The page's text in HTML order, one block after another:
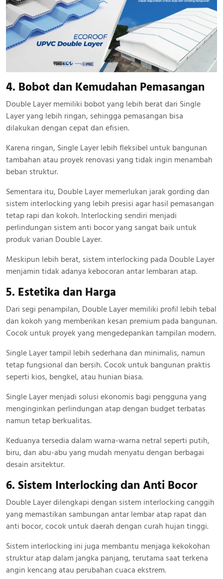
4. Bobot dan Kemudahan Pemasangan
Double Layer memiliki bobot yang lebih berat dari Single
Layer yang lebih ringan, sehingga pemasangan bisa
dilakukan dengan cepat dan efisien.
Karena ringan, Single Layer lebih fleksibel untuk bangunan
tambahan atau proyek renovasi yang tidak ingin menambah
beban struktur.
Sementara itu, Double Layer memerlukan jarak gording dan
sistem interlocking yang lebih presisi agar hasil pemasangan
tetap rapi dan kokoh. Interlocking sendiri menjadi
perlindungan sistem anti bocor yang sangat baik untuk
produk varian Double Layer.
Meskipun lebih berat, sistem interlocking pada Double Layer
menjamin tidak adanya kebocoran antar lembaran atap.
5. Estetika dan Harga
Dari segi penampilan, Double Layer memiliki profil lebih tebal
dan kokoh yang memberikan kesan premium pada bangunan.
Cocok untuk proyek yang mengedepankan tampilan modern.
Single Layer tampil lebih sederhana dan minimalis, namun
tetap fungsional dan bersih. Cocok untuk bangunan praktis
seperti kios, bengkel, atau hunian biasa.
Single Layer menjadi solusi ekonomis bagi pengguna yang
menginginkan perlindungan atap dengan budget terbatas
namun tetap berkualitas.
Keduanya tersedia dalam warna-warna netral seperti putih,
biru, dan abu-abu yang mudah menyatu dengan berbagai
desain arsitektur.
6. Sistem Interlocking dan Anti Bocor
Double Layer dilengkapi dengan sistem interlocking canggih
yang memastikan sambungan antar lembar atap rapat dan
anti bocor, cocok untuk daerah dengan curah hujan tinggi.
Sistem interlocking ini juga membantu menjaga kekokohan
struktur atap dalam jangka panjang, terutama saat terkena
angin kencang atau perubahan cuaca ekstrem.